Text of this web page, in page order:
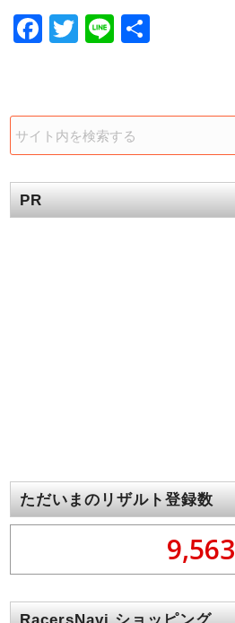
Facebook
Twitter
Line
PR
ただいまのリザルト登録数
9,563
RacersNavi ショッピング